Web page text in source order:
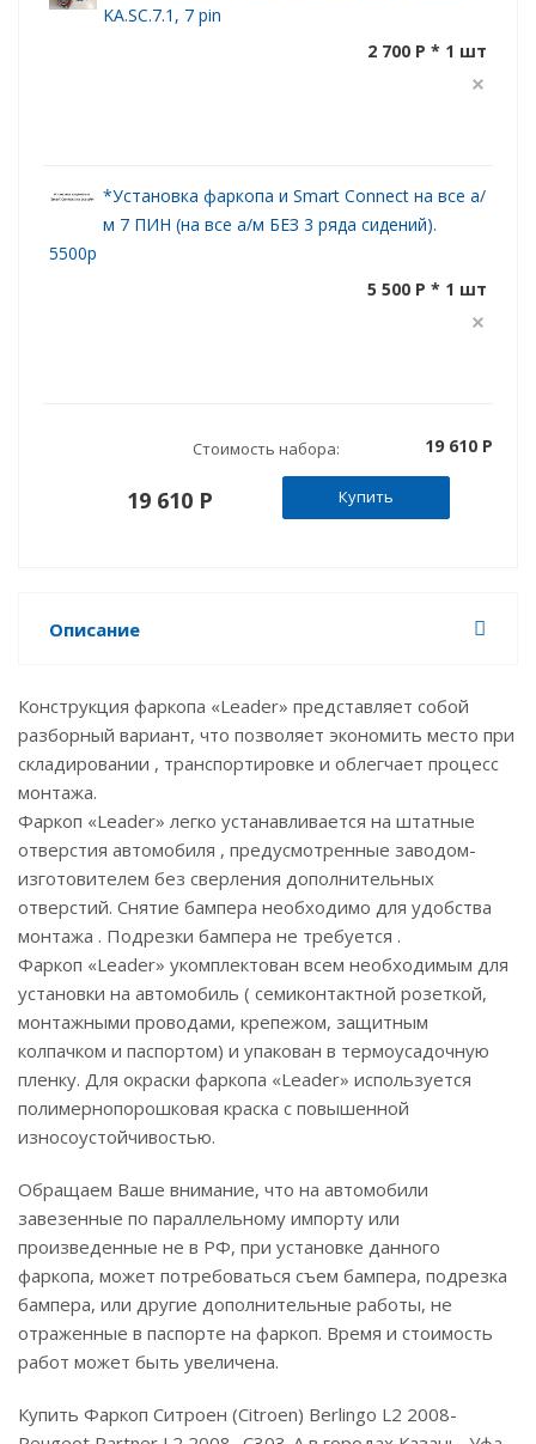
KA.SC.7.1, 7 pin
2 700 P * 1 шт
*Установка фаркопа и Smart Connect на все а/
м 7 ПИН (на все а/м БЕЗ 3 ряда сидений).
5500р
5 500 P * 1 шт
Стоимость набора: 19 610 P
19 610 P Купить
Описание
Конструкция фаркопа «Leader» представляет собой
разборный вариант, что позволяет экономить место при
складировании , транспортировке и облегчает процесс
монтажа.
Фаркоп «Leader» легко устанавливается на штатные
отверстия автомобиля , предусмотренные заводом-
изготовителем без сверления дополнительных
отверстий. Снятие бампера необходимо для удобства
монтажа . Подрезки бампера не требуется .
Фаркоп «Leader» укомплектован всем необходимым для
установки на автомобиль ( семиконтактной розеткой,
монтажными проводами, крепежом, защитным
колпачком и паспортом) и упакован в термоусадочную
пленку. Для окраски фаркопа «Leader» используется
полимернопорошковая краска с повышенной
износоустойчивостью.
Обращаем Ваше внимание, что на автомобили
завезенные по параллельному импорту или
произведенные не в РФ, при установке данного
фаркопа, может потребоваться съем бампера, подрезка
бампера, или другие дополнительные работы, не
отраженные в паспорте на фаркоп. Время и стоимость
работ может быть увеличена.
Купить Фаркоп Ситроен (Citroen) Berlingo L2 2008-